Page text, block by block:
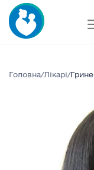
Skip
to
content
Головна/Лікарі/